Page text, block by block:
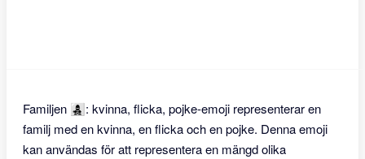
Familjen 👩‍👧‍👦: kvinna, flicka, pojke-emoji representerar en
familj med en kvinna, en flicka och en pojke. Denna emoji
kan användas för att representera en mängd olika